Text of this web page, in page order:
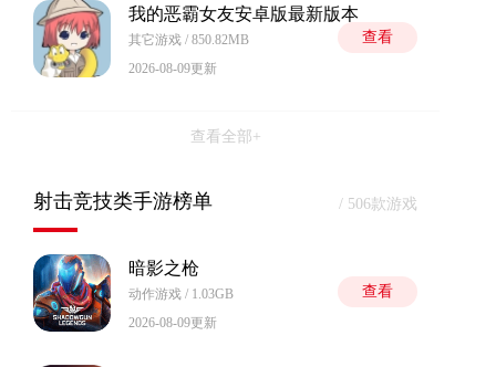
我的恶霸女友安卓版最新版本
其它游戏 / 850.82MB
2026-08-09更新
查看
查看全部+
射击竞技类手游榜单 / 506款游戏
暗影之枪
动作游戏 / 1.03GB
2026-08-09更新
查看